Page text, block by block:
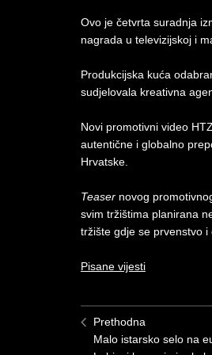
Ovo je četvrta suradnja
nagrada u televizijskoj i
Produkcijska kuća
sudjelovala kreativna
Novi promotivni video
autentične i globalno
Hrvatske.
Teaser novog
svim tržištima planirana
tržište gdje se prvenstvo i
Pisane vijesti
Prethodna
Malo istarsko selo na